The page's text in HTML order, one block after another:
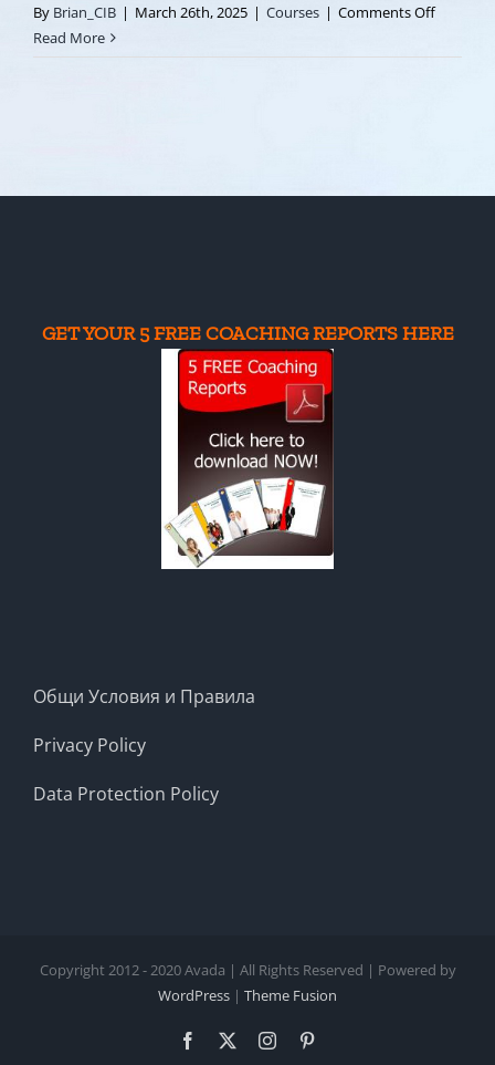
By Brian_CIB | March 26th, 2025 | Courses | Comments Offon
като
Read More
GET YOUR 5 FREE COACHING REPORTS HERE
Общи Условия и Правила
Privacy Policy
Data Protection Policy
Copyright 2012 - 2020 Avada | All Rights Reserved | Powered by
WordPress | Theme Fusion
Facebook Instagram